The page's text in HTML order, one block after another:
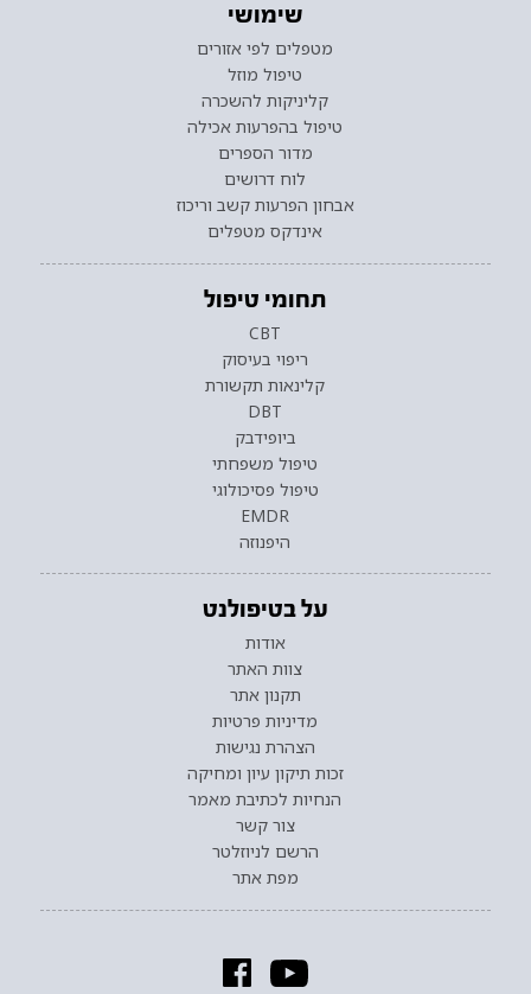
שימושי
מטפלים לפי אזורים
טיפול מוזל
קליניקות להשכרה
טיפול בהפרעות אכילה
מדור הספרים
לוח דרושים
אבחון הפרעות קשב וריכוז
אינדקס מטפלים
תחומי טיפול
CBT
ריפוי בעיסוק
קלינאות תקשורת
DBT
ביופידבק
טיפול משפחתי
טיפול פסיכולוגי
EMDR
היפנוזה
על בטיפולנט
אודות
צוות האתר
תקנון אתר
מדיניות פרטיות
הצהרת נגישות
זכות תיקון עיון ומחיקה
הנחיות לכתיבת מאמר
צור קשר
הרשם לניוזלטר
מפת אתר